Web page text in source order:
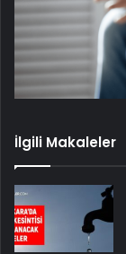
İlgili Makaleler